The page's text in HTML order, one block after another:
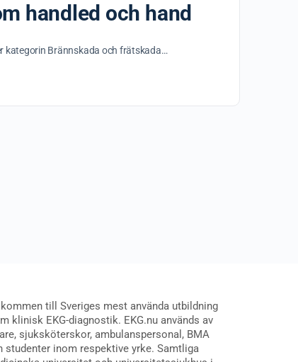
handled och hand
kategorin Brännskada och frätskada…
till Sveriges mest använda utbildning
klinisk EKG-diagnostik. EKG.nu används av
sjuksköterskor, ambulanspersonal, BMA
studenter inom respektive yrke. Samtliga